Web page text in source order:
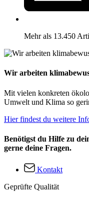
Mehr als 13.450
Wir arbeiten
Mit vielen konkreten
Umwelt und Klima so
Hier findest du weitere
Benötigst du Hilfe zu
gerne deine Fragen.
Kontakt
Geprüfte Qualität